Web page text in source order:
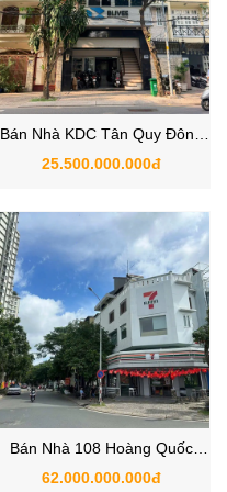
Bán Nhà KDC Tân Quy Đông
Quận 7 – 130 Đường 40, Gần
25.500.000.000đ
Bán Nhà 108 Hoàng Quốc
Việt, Phường Phú Mỹ, Quận 7,
62.000.000.000đ